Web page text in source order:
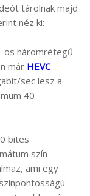
tárolnak majd
néz ki:
os háromrétegű
már HEVC
sec lesz a
40
bites
szín-
ami egy